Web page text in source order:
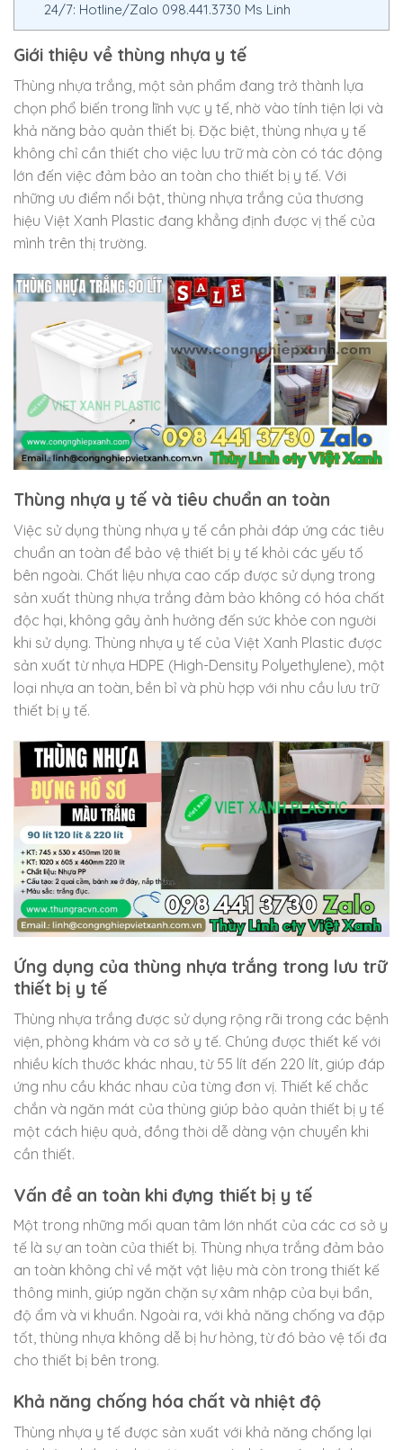
24/7: Hotline/Zalo 098.441.3730 Ms Linh
Giới thiệu về thùng nhựa y tế
Thùng nhựa trắng, một sản phẩm đang trở thành lựa
chọn phổ biến trong lĩnh vực y tế, nhờ vào tính tiện lợi và
khả năng bảo quản thiết bị. Đặc biệt, thùng nhựa y tế
không chỉ cần thiết cho việc lưu trữ mà còn có tác động
lớn đến việc đảm bảo an toàn cho thiết bị y tế. Với
những ưu điểm nổi bật, thùng nhựa trắng của thương
hiệu Việt Xanh Plastic đang khẳng định được vị thế của
mình trên thị trường.
Thùng nhựa y tế và tiêu chuẩn an toàn
Việc sử dụng thùng nhựa y tế cần phải đáp ứng các tiêu
chuẩn an toàn để bảo vệ thiết bị y tế khỏi các yếu tố
bên ngoài. Chất liệu nhựa cao cấp được sử dụng trong
sản xuất thùng nhựa trắng đảm bảo không có hóa chất
độc hại, không gây ảnh hưởng đến sức khỏe con người
khi sử dụng. Thùng nhựa y tế của Việt Xanh Plastic được
sản xuất từ nhựa HDPE (High-Density Polyethylene), một
loại nhựa an toàn, bền bỉ và phù hợp với nhu cầu lưu trữ
thiết bị y tế.
Ứng dụng của thùng nhựa trắng trong lưu trữ
thiết bị y tế
Thùng nhựa trắng được sử dụng rộng rãi trong các bệnh
viện, phòng khám và cơ sở y tế. Chúng được thiết kế với
nhiều kích thước khác nhau, từ 55 lít đến 220 lít, giúp đáp
ứng nhu cầu khác nhau của từng đơn vị. Thiết kế chắc
chắn và ngăn mát của thùng giúp bảo quản thiết bị y tế
một cách hiệu quả, đồng thời dễ dàng vận chuyển khi
cần thiết.
Vấn đề an toàn khi đựng thiết bị y tế
Một trong những mối quan tâm lớn nhất của các cơ sở y
tế là sự an toàn của thiết bị. Thùng nhựa trắng đảm bảo
an toàn không chỉ về mặt vật liệu mà còn trong thiết kế
thông minh, giúp ngăn chặn sự xâm nhập của bụi bẩn,
độ ẩm và vi khuẩn. Ngoài ra, với khả năng chống va đập
tốt, thùng nhựa không dễ bị hư hỏng, từ đó bảo vệ tối đa
cho thiết bị bên trong.
Khả năng chống hóa chất và nhiệt độ
Thùng nhựa y tế được sản xuất với khả năng chống lại